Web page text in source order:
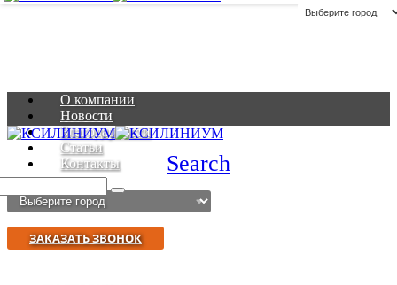
О компании
Новости
Благодарности
Статьи
Контакты
Search
ЗАКАЗАТЬ ЗВОНОК